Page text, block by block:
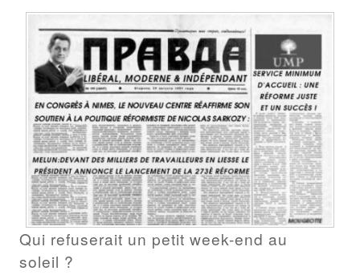
Qui refuserait un petit week-end au
soleil ?